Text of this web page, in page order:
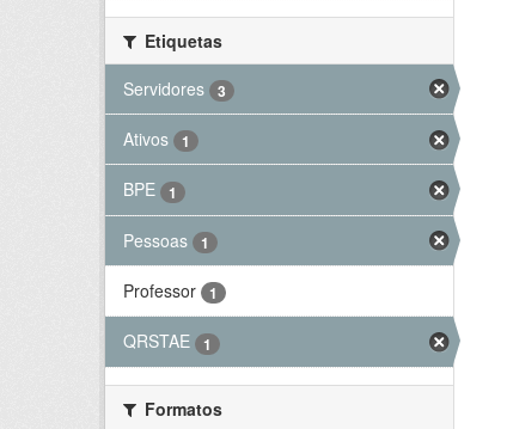
Etiquetas
Servidores
3
Ativos 1
BPE 1
Pessoas 1
Professor 1
QRSTAE 1
Formatos